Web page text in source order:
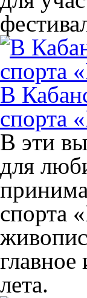
В
спорта
В эти
для
спорта
лета.